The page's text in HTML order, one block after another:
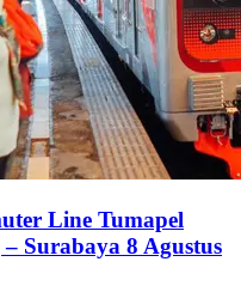
Line Tumapel
Surabaya 8 Agustus